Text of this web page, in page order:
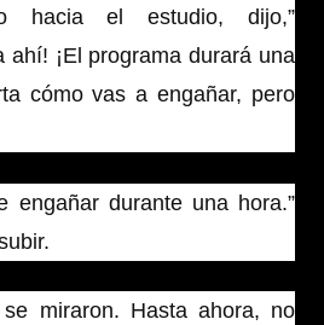
hacia el estudio, dijo,”
ahí! ¡El programa durará una
cómo vas a engañar, pero
engañar durante una hora.”
miraron. Hasta ahora, no